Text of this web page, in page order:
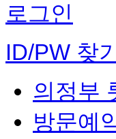
로그인
ID/PW 찾
의정부
방문예